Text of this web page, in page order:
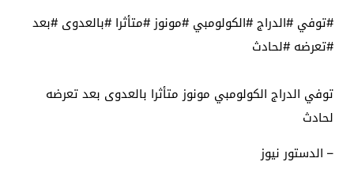
#توفي #الدراج #الكولومبي #مونوز #متأثرا #بالعدوى #بعد
#تعرضه #لحادث
توفي الدراج الكولومبي مونوز متأثرا بالعدوى بعد تعرضه
لحادث
– الدستور نيوز